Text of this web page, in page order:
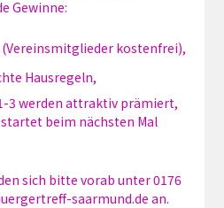
Gewinne:
kostenfrei),
Hausregeln,
3 werden attraktiv prämiert,
beim nächsten Mal
sich bitte vorab unter 0176
saarmund.de an.